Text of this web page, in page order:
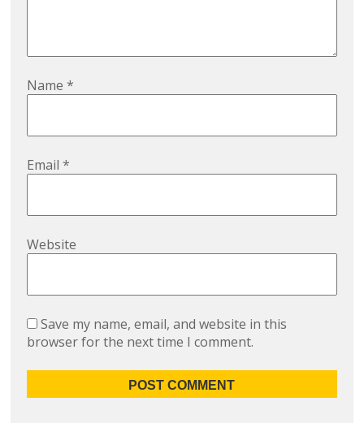
Name*
Email*
Website
Save my name, email, and website in this
browser for the next time I comment.